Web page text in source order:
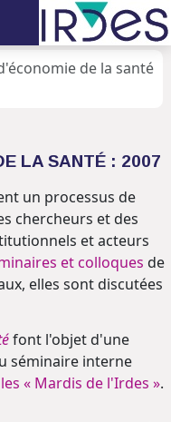
de la santé
LA SANTÉ : 2007
un processus de
chercheurs et des
et acteurs
et colloques de
elles sont discutées
font l'objet d'une
séminaire interne
les « Mardis de l'Irdes ».